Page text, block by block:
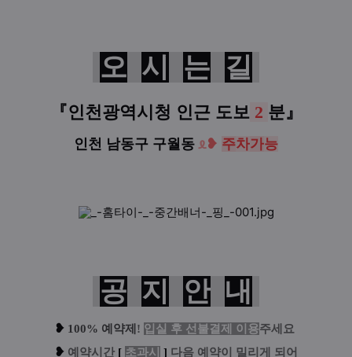
오 시 는 길
『인천광역시청 인근 도보 2 분』
인천 남동구 구월동ᦸ❥ 주차가능
공 지 안 내
❥ 100% 예약제 ! 입실 후 선불결제 이용주세요
❥ 예 약시간 [ 초과시 ] 다음 예약이 밀리게 되어